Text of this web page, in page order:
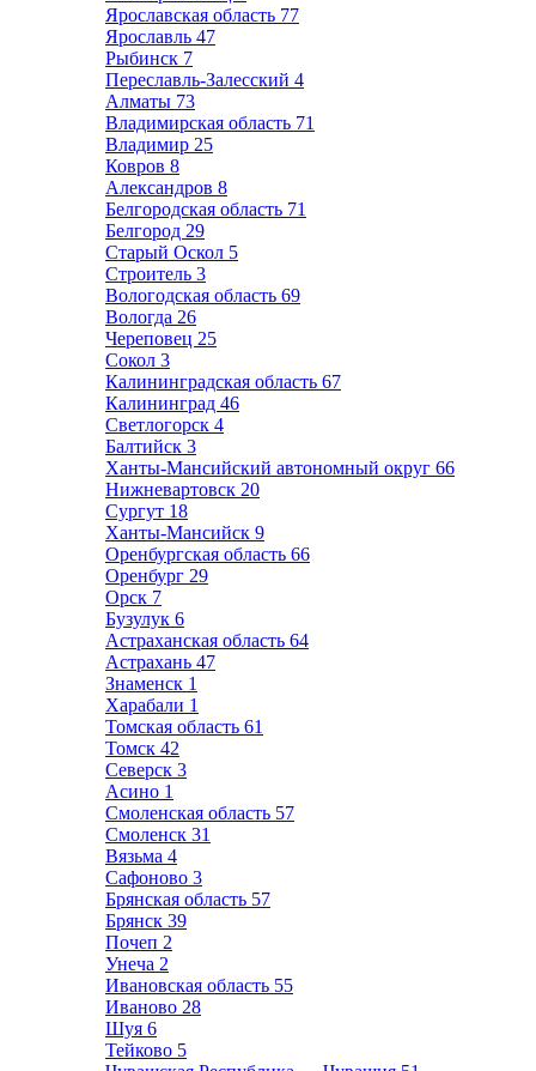
Ярославская область 77
Ярославль 47
Рыбинск 7
Переславль-Залесский 4
Алматы 73
Владимирская область 71
Владимир 25
Ковров 8
Александров 8
Белгородская область 71
Белгород 29
Старый Оскол 5
Строитель 3
Вологодская область 69
Вологда 26
Череповец 25
Сокол 3
Калининградская область 67
Калининград 46
Светлогорск 4
Балтийск 3
Ханты-Мансийский автономный округ 66
Нижневартовск 20
Сургут 18
Ханты-Мансийск 9
Оренбургская область 66
Оренбург 29
Орск 7
Бузулук 6
Астраханская область 64
Астрахань 47
Знаменск 1
Харабали 1
Томская область 61
Томск 42
Северск 3
Асино 1
Смоленская область 57
Смоленск 31
Вязьма 4
Сафоново 3
Брянская область 57
Брянск 39
Почеп 2
Унеча 2
Ивановская область 55
Иваново 28
Шуя 6
Тейково 5